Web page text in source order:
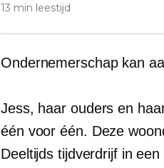
13 min leestijd
Ondernemerschap kan
Jess, haar ouders en
één voor één. Deze
Deeltijds tijdverdrijf in